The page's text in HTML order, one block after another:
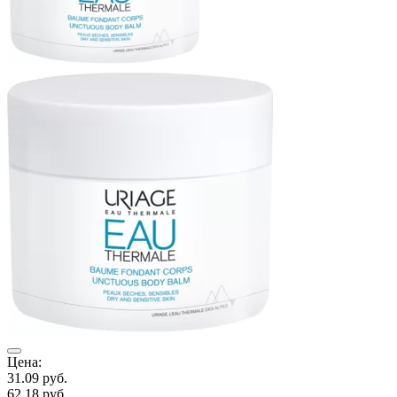
Цена:
31.09 руб.
62.18 руб.